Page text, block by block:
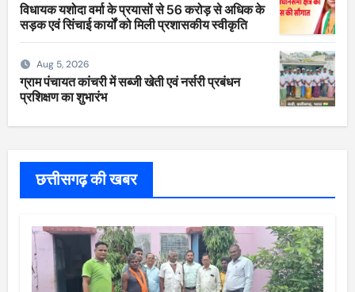
विधायक यशोदा वर्मा के प्रयासों से 56 करोड़ से अधिक के
सड़क एवं सिंचाई कार्यों को मिली प्रशासकीय स्वीकृति
Aug 5, 2026
ग्राम पंचायत कांचरी में सब्जी खेती एवं नर्सरी प्रबंधन
प्रशिक्षण का शुभारंभ
छत्तीसगढ़ की खबर